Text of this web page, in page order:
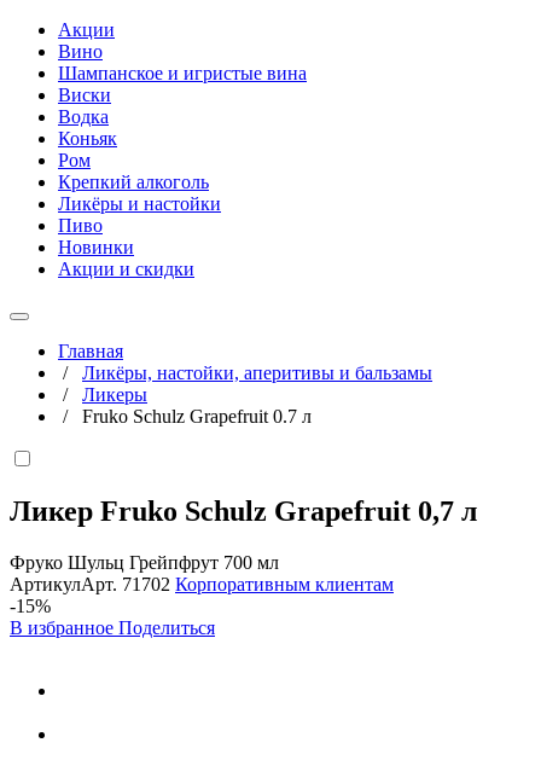
Акции
Вино
Шампанское и игристые вина
Виски
Водка
Коньяк
Ром
Крепкий алкоголь
Ликёры и настойки
Пиво
Новинки
Акции и скидки
Главная
/ Ликёры, настойки, аперитивы и бальзамы
/ Ликеры
/ Fruko Schulz Grapefruit 0.7 л
Ликер Fruko Schulz Grapefruit 0,7 л
Фруко Шульц Грейпфрут 700 мл
АртикулАрт. 71702 Корпоративным клиентам
-15%
В избранное Поделиться